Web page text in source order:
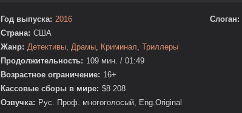
Год выпуска: 2016
Страна: США
Жанр: Детективы Драмы Криминал Триллеры
Продолжительность: 109 мин. / 01:49
Возрастное ограничение: 16+
Кассовые сборы в мире: $8 208
Озвучка: Рус. Проф. многоголосый, Eng.Original
Слоган: